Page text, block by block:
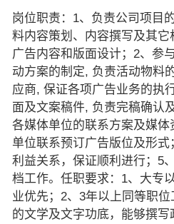
岗位职责：1、负责公司项目
料内容策划、内容撰写及其
广告内容和版面设计；2、参
动方案的制定, 负责活动物料
应商, 保证各项广告业务的执
面及文案稿件, 负责完稿确认
各媒体单位的联系方案及媒
单位联系预订广告版位及形
利益关系，保证顺利进行；5
档工作。任职要求：1、大专
业优先；2、3年以上同等职
的文学及文字功底，能够撰